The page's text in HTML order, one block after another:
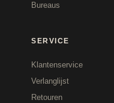
Bureaus
SERVICE
Klantenservice
Verlanglijst
Retouren